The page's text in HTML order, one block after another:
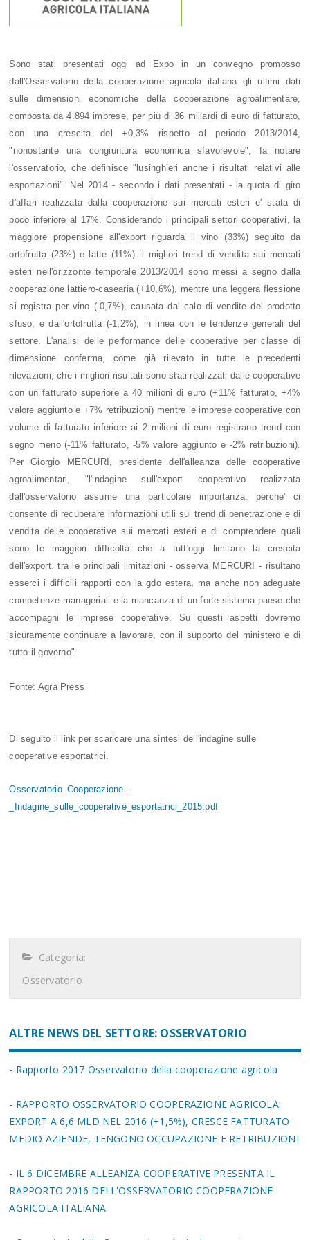
Sono stati presentati oggi ad Expo in un convegno promosso
dall'Osservatorio della cooperazione agricola italiana gli ultimi dati
sulle dimensioni economiche della cooperazione agroalimentare,
composta da 4.894 imprese, per più di 36 miliardi di euro di fatturato,
con una crescita del +0,3% rispetto al periodo 2013/2014,
"nonostante una congiuntura economica sfavorevole", fa notare
l'osservatorio, che definisce "lusinghieri anche i risultati relativi alle
esportazioni". Nel 2014 - secondo i dati presentati - la quota di giro
d'affari realizzata dalla cooperazione sui mercati esteri e' stata di
poco inferiore al 17%. Considerando i principali settori cooperativi, la
maggiore propensione all'export riguarda il vino (33%) seguito da
ortofrutta (23%) e latte (11%). i migliori trend di vendita sui mercati
esteri nell'orizzonte temporale 2013/2014 sono messi a segno dalla
cooperazione lattiero-casearia (+10,6%), mentre una leggera flessione
si registra per vino (-0,7%), causata dal calo di vendite del prodotto
sfuso, e dall'ortofrutta (-1,2%), in linea con le tendenze generali del
settore. L'analisi delle performance delle cooperative per classe di
dimensione conferma, come già rilevato in tutte le precedenti
rilevazioni, che i migliori risultati sono stati realizzati dalle cooperative
con un fatturato superiore a 40 milioni di euro (+11% fatturato, +4%
valore aggiunto e +7% retribuzioni) mentre le imprese cooperative con
volume di fatturato inferiore ai 2 milioni di euro registrano trend con
segno meno (-11% fatturato, -5% valore aggiunto e -2% retribuzioni).
Per Giorgio MERCURI, presidente dell'alleanza delle cooperative
agroalimentari, "l'indagine sull'export cooperativo realizzata
dall'osservatorio assume una particolare importanza, perche' ci
consente di recuperare informazioni utili sul trend di penetrazione e di
vendita delle cooperative sui mercati esteri e di comprendere quali
sono le maggiori difficoltà che a tutt'oggi limitano la crescita
dell'export. tra le principali limitazioni - osserva MERCURI - risultano
esserci i difficili rapporti con la gdo estera, ma anche non adeguate
competenze manageriali e la mancanza di un forte sistema paese che
accompagni le imprese cooperative. Su questi aspetti dovremo
sicuramente continuare a lavorare, con il supporto del ministero e di
tutto il governo".
Fonte: Agra Press
Di seguito il link per scaricare una sintesi dell'indagine sulle
cooperative esportatrici.
Osservatorio_Cooperazione_-
_Indagine_sulle_cooperative_esportatrici_2015.pdf
Categoria:
Osservatorio
ALTRE NEWS DEL SETTORE: OSSERVATORIO
- Rapporto 2017 Osservatorio della cooperazione agricola
- RAPPORTO OSSERVATORIO COOPERAZIONE AGRICOLA:
EXPORT A 6,6 MLD NEL 2016 (+1,5%), CRESCE FATTURATO
MEDIO AZIENDE, TENGONO OCCUPAZIONE E RETRIBUZIONI
- IL 6 DICEMBRE ALLEANZA COOPERATIVE PRESENTA IL
RAPPORTO 2016 DELL'OSSERVATORIO COOPERAZIONE
AGRICOLA ITALIANA